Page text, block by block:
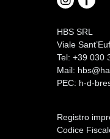
HBS SRL
Viale
Tel: +39 030
Mail:
PEC: h-d-
Registro
Codice